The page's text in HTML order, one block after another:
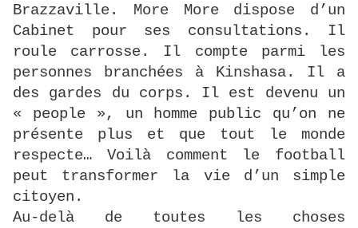
Brazzaville. More More dispose d’un
Cabinet pour ses consultations. Il
roule carrosse. Il compte parmi les
personnes branchées à Kinshasa. Il a
des gardes du corps. Il est devenu un
« people », un homme public qu’on ne
présente plus et que tout le monde
respecte… Voilà comment le football
peut transformer la vie d’un simple
citoyen.
Au-delà de toutes les choses